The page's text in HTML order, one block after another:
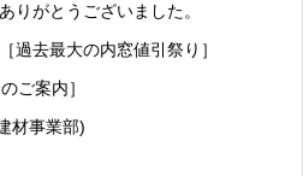
りがとうございました。
過去最大の内窓値引祭り］
ご案内］
材事業部)